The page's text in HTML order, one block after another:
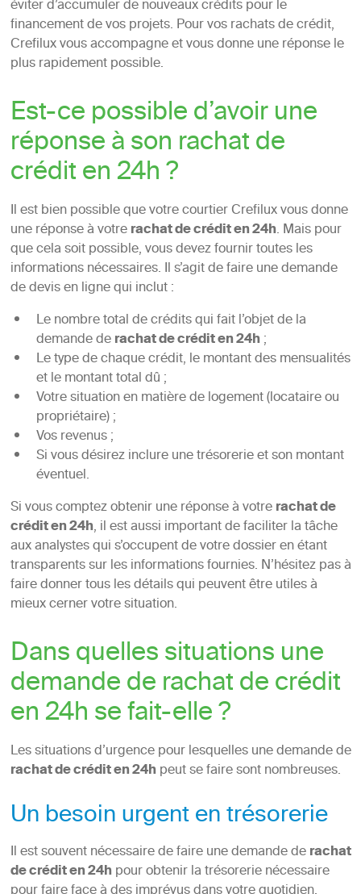
éviter d’accumuler de nouveaux crédits pour le
financement de vos projets. Pour vos rachats de crédit,
Crefilux vous accompagne et vous donne une réponse le
plus rapidement possible.
Est-ce possible d’avoir une
réponse à son rachat de
crédit en 24h ?
Il est bien possible que votre courtier Crefilux vous donne
une réponse à votrerachat de crédit en 24h. Mais pour
que cela soit possible, vous devez fournir toutes les
informations nécessaires. Il s’agit de faire une demande
de devis en ligne qui inclut :
Le nombre total de crédits qui fait l’objet de la
demande derachat de crédit en 24h ;
Le type de chaque crédit, le montant des mensualités
et le montant total dû ;
Votre situation en matière de logement (locataire ou
propriétaire) ;
Vos revenus ;
Si vous désirez inclure une trésorerie et son montant
éventuel.
Si vous comptez obtenir une réponse à votrerachat de
crédit en 24h, il est aussi important de faciliter la tâche
aux analystes qui s’occupent de votre dossier en étant
transparents sur les informations fournies. N’hésitez pas à
faire donner tous les détails qui peuvent être utiles à
mieux cerner votre situation.
Dans quelles situations une
demande de rachat de crédit
en 24h se fait-elle ?
Les situations d’urgence pour lesquelles une demande de
rachat de crédit en 24h peut se faire sont nombreuses.
Un besoin urgent en trésorerie
Il est souvent nécessaire de faire une demande derachat
de crédit en 24h pour obtenir la trésorerie nécessaire